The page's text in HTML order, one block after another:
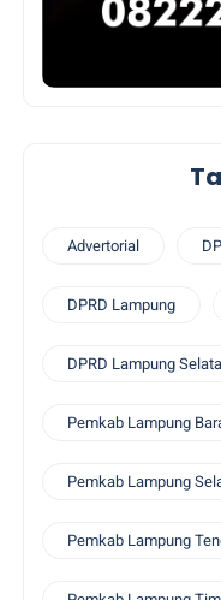
Advertorial
DPRD Lampung
DPRD Lampung
Pemkab Lampung
Pemkab Lampung
Pemkab Lampung